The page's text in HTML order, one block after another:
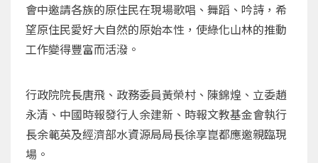
會中邀請各族的原住民在現場歌唱、舞蹈、吟詩，希
望原住民愛好大自然的原始本性，使綠化山林的推動
工作變得豐富而活潑。
行政院院長唐飛、政務委員黃榮村、陳錦煌、立委趙
永清、中國時報發行人余建新、時報文教基金會執行
長余範英及經濟部水資源局局長徐享崑都應邀親臨現
場。